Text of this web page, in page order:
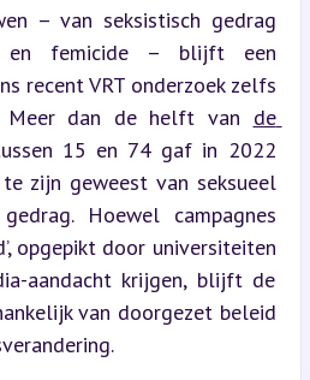
– van seksistisch gedrag
en femicide – blijft een
recent VRT onderzoek zelfs
Meer dan de helft van de
15 en 74 gaf in 2022
zijn geweest van seksueel
Hoewel campagnes
opgepikt door universiteiten
aandacht krijgen, blijft de
van doorgezet beleid